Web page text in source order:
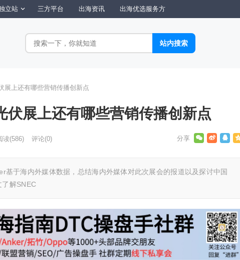
立站 三方平台 出海资讯 出海优选服务方
展上还有哪些营销传播创新点
伏展上还有哪些营销传播创新点
读(586) 评论(0)
基于海内外媒体数据，总结海内外媒体对此次展会的报道以及探讨中国
了解SNEC